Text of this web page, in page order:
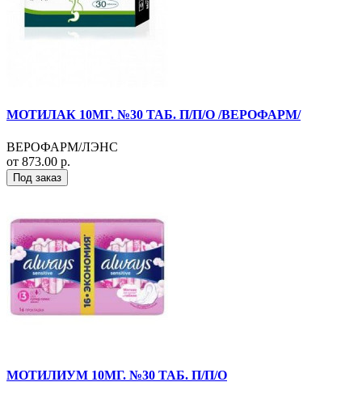
МОТИЛАК 10МГ. №30 ТАБ. П/П/О /ВЕРОФАРМ/
ВЕРОФАРМ/ЛЭНС
от 873.00 р.
Под заказ
МОТИЛИУМ 10МГ. №30 ТАБ. П/П/О